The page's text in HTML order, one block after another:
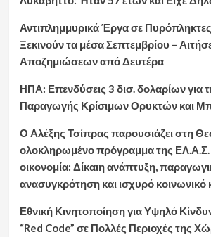
Αντιπλημμυρικά Έργα σε
Ξεκινούν τα μέσα Σεπτεμβρίου –
Αποζημιώσεων από Δευτέρα
ΗΠΑ: Επενδύσεις 3 δισ. δολαρίων για
Παραγωγής Κρίσιμων Ορυκτών και
Ο Αλέξης Τσίπρας παρουσιάζει στη
ολοκληρωμένο πρόγραμμα της ΕΛ.Α.Σ.
οικονομία: Δίκαιη ανάπτυξη,
ανασυγκρότηση και ισχυρό κοινωνικό
Εθνική Κινητοποίηση για Υψηλό
“Red Code” σε Πολλές Περιοχές της